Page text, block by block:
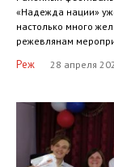
«Надежда нации»
настолько много
режевлянам
Реж 28 апреля